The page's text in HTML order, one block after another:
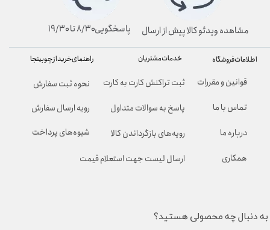
راهنمای خرید از چوبینجا
نحوه ثبت سفارش
رویه ارسال سفارش
شیوه‌های پرداخت
خدمات مشتریان
ثبت تراکنش کارت به کارت
پاسخ به سوالات متداول
رویه‌های بازگرداندن کالا
ارسال لیست جهت استعلام قیمت
اطلاعات فروشگاه
قوانین و مقررات
تماس با ما
درباره ما
همکاری
به دنبال چه محصولی هستید؟
پاسخگویی۸/۳۰ تا ۱۹/۳۰ مشاهده ویدئو کالا پیش از ارسال